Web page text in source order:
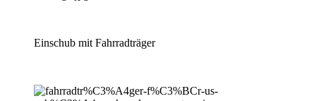
Einschub mit Fahrradträger